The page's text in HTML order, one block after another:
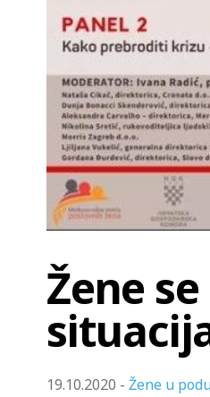
Žene
19.10.2020 - Žene u